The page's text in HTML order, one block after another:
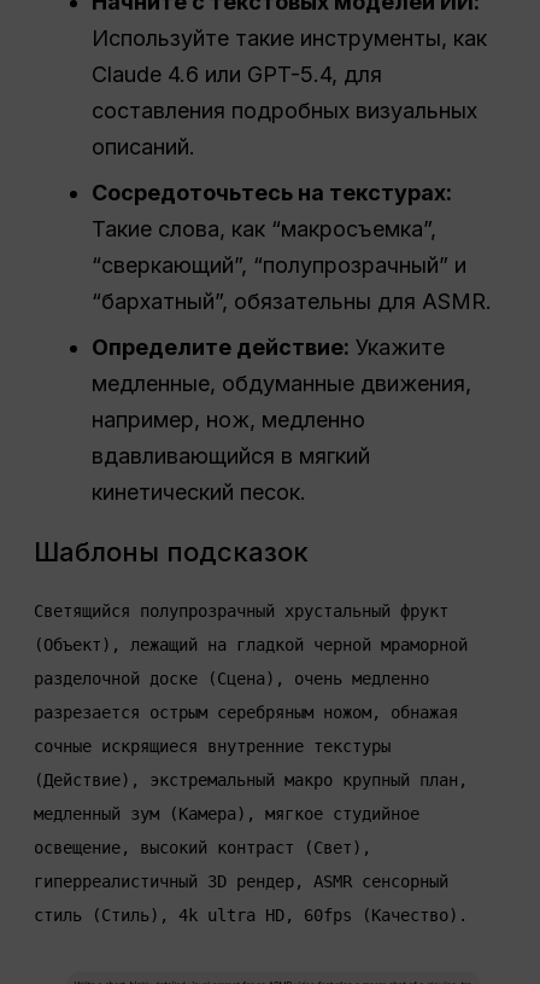
Используйте такие инструменты, как
Claude 4.6 или GPT-5.4, для
составления подробных визуальных
описаний.
Сосредоточьтесь на текстурах:
Такие слова, как “макросъемка”,
“сверкающий”, “полупрозрачный” и
“бархатный”, обязательны для ASMR.
Определите действие: Укажите
медленные, обдуманные движения,
например, нож, медленно
вдавливающийся в мягкий
кинетический песок.
Шаблоны подсказок
Светящийся полупрозрачный хрустальный фрукт
(Объект), лежащий на гладкой черной мраморной
разделочной доске (Сцена), очень медленно
разрезается острым серебряным ножом, обнажая
сочные искрящиеся внутренние текстуры
(Действие), экстремальный макро крупный план,
медленный зум (Камера), мягкое студийное
освещение, высокий контраст (Свет),
гиперреалистичный 3D рендер, ASMR сенсорный
стиль (Стиль), 4k ultra HD, 60fps (Качество).